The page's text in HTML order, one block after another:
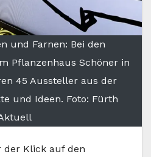
und Farnen: Bei den
Pflanzenhaus Schöner in
45 Aussteller aus der
und Ideen. Foto: Fürth
der Klick auf den